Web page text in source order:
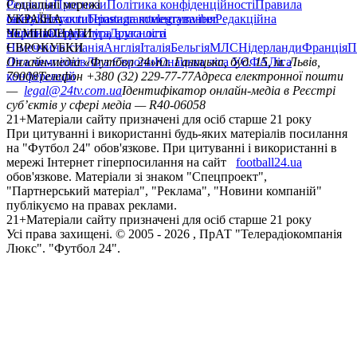
РедакціяПрогнозиПолітика конфіденційностіПравила
сайтуКонтактиПравила коментуванняРедакційна
політикаСтруктура власності
Соціальні мережі
facebookxyoutubeinstagramtelegramviber
УКРАЇНА
УкраїнаПерша лігаДруга ліга
ЧЕМПІОНАТИ
НімеччинаІспаніяАнгліяІталіяБельгіяМЛСНідерландиФранція
ЄВРОКУБКИ
Ліга чемпіонівЛіга ЄвропиЮнацька ліга УЄФАЛіга
конференцій
Онлайн-медіа «Футбол 24»пл. Галицька, буд. 15, м. Львів,
79008Телефон +380 (32) 229-77-77Адреса електронної пошти
— legal@24tv.com.uaІдентифікатор онлайн-медіа в Реєстрі
суб’єктів у сфері медіа — R40-06058
21+Матеріали сайту призначені для осіб старше 21 року
При цитуванні і використанні будь-яких матеріалів посилання
на "Футбол 24" обов'язкове. При цитуванні і використанні в
мережі Інтернет гіперпосилання на сайт
football24.ua
обов'язкове. Матеріали зі знаком "Спецпроект",
"Партнерський матеріал", "Реклама", "Новини компаній"
публікуємо на правах реклами.
21+Матеріали сайту призначені для осіб старше 21 року
Усi права захищенi. © 2005 - 2026 , ПрАТ "Телерадіокомпанія
Люкс". "Футбол 24".